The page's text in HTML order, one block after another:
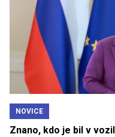
NOVICE
Znano, kdo je bil v